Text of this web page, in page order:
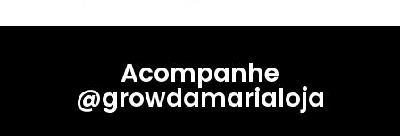
Acompanhe
@growdamarialoja